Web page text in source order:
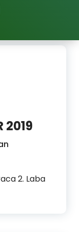
2019
2. Laba